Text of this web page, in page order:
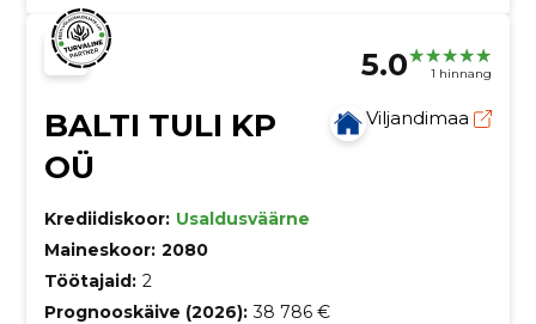
5.0 1 hinnang
BALTI TULI KP
OÜ
Viljandimaa
Krediidiskoor: Usaldusväärne
Maineskoor: 2080
Töötajaid: 2
Prognooskäive (2026): 38 786 €